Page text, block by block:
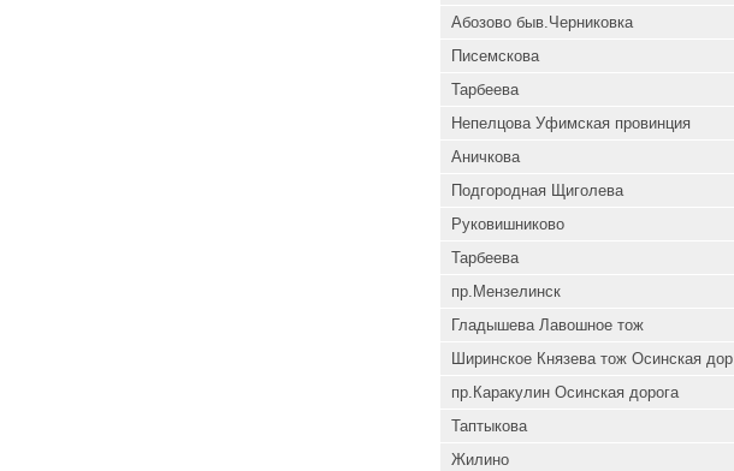
Абозово быв.Черниковка
Писемскова
Тарбеева
Непелцова Уфимская провинция
Аничкова
Подгородная Щиголева
Руковишниково
Тарбеева
пр.Мензелинск
Гладышева Лавошное тож
Ширинское Князева тож Осинская дор
пр.Каракулин Осинская дорога
Таптыкова
Жилино